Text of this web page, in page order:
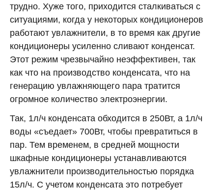
трудно. Хуже того, приходится сталкиваться с
ситуациями, когда у некоторых кондиционеров
работают увлажнители, в то время как другие
кондиционеры усиленно сливают конденсат.
Этот режим чрезвычайно неэффективен, так
как что на производство конденсата, что на
генерацию увлажняющего пара тратится
огромное количество электроэнергии.
Так, 1л/ч конденсата обходится в 250Вт, а 1л/ч
воды «съедает» 700Вт, чтобы превратиться в
пар. Тем временем, в средней мощности
шкафные кондиционеры устанавливаются
увлажнители производительностью порядка
15л/ч. С учетом конденсата это потребует